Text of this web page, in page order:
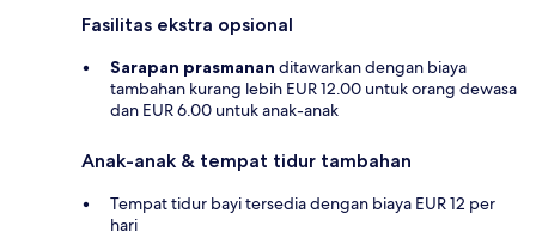
Fasilitas ekstra opsional
Sarapan prasmanan ditawarkan dengan biaya
tambahan kurang lebih EUR 12.00 untuk orang dewasa
dan EUR 6.00 untuk anak-anak
Anak-anak & tempat tidur tambahan
Tempat tidur bayi tersedia dengan biaya EUR 12 per
hari